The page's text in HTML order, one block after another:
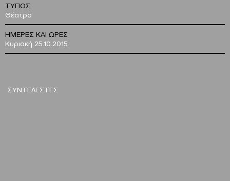
ΤΥΠΟΣ
Θέατρο
ΗΜΕΡΕΣ ΚΑΙ ΩΡΕΣ
Κυριακή 25.10.2015
ΣΥΝΤΕΛΕΣΤΕΣ